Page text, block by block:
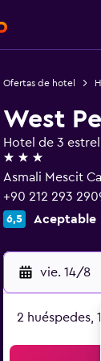
Ofertas de hotel
West
Hotel de 3
3 estrellas
Asmali Mescit
+90 212 293
6,5 Aceptable
vie. 14/8
2 huéspedes,